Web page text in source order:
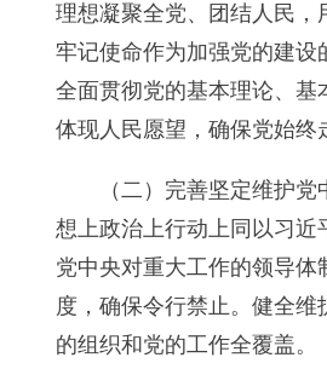
理想凝聚全党、团结人民
牢记使命作为加强党的建
全面贯彻党的基本理论、
体现人民愿望，确保党始
（二）完善坚定维护
想上政治上行动上同以习
党中央对重大工作的领导
度，确保令行禁止。健全
的组织和党的工作全覆盖。